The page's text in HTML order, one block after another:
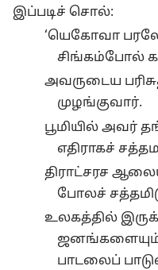
இப்படிச் சொல்:
‘யெகோவா
சிங்கம்போல்
அவருடைய
முழங்குவார்.
பூமியில் அவர்
எதிராகச்
திராட்சரச
போலச்
உலகத்தில்
ஜனங்களையும்
பாடலைப்